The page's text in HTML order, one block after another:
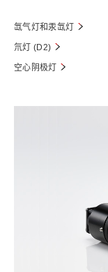
氙气灯和汞氙灯
氘灯 (D2)
空心阴极灯